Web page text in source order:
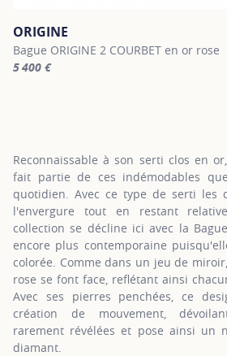
ORIGINE
Bague ORIGINE 2 COURBET en or rose
5 400 €
Reconnaissable à son serti clos en
fait partie de ces indémodables
quotidien. Avec ce type de serti les
l'envergure tout en restant
collection se décline ici avec la Bague
encore plus contemporaine
colorée. Comme dans un jeu de
rose se font face, reflétant ainsi
Avec ses pierres penchées, ce
création de mouvement,
rarement révélées et pose ainsi un
diamant.